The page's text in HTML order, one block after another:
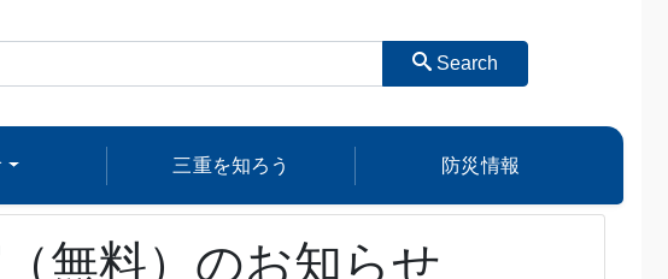
Search
三重を知ろう 防災情報
無料）のお知らせ